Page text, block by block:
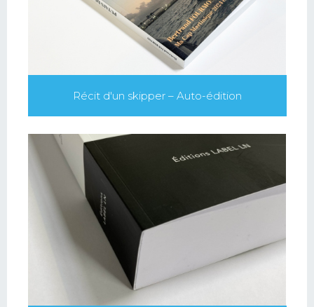
Récit d'un skipper – Auto-édition